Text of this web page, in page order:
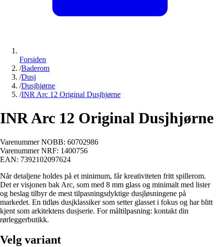
Forsiden
/Baderom
/Dusj
/Dusjhjørne
/INR Arc 12 Original Dusjhjørne
INR Arc 12 Original Dusjhjørne
Varenummer NOBB: 60702986
Varenummer NRF: 1400756
EAN: 7392102097624
Når detaljene holdes på et minimum, får kreativiteten fritt spillerom.
Det er visjonen bak Arc, som med 8 mm glass og minimalt med lister
og beslag tilbyr de mest tilpasningsdyktige dusjløsningene på
markedet. En tidløs dusjklassiker som setter glasset i fokus og har blitt
kjent som arkitektens dusjserie. For måltilpasning: kontakt din
rørleggerbutikk.
Velg variant